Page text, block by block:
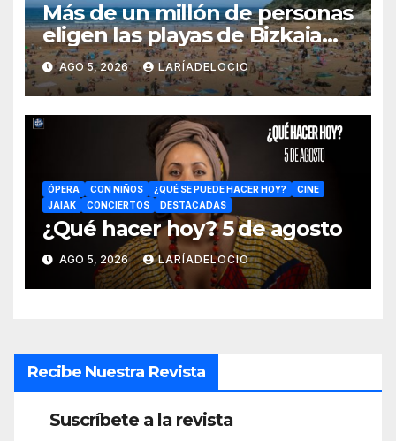
Más de un millón de personas
eligen las playas de Bizkaia
en la primera mitad de la
temporada
AGO 5, 2026 LARÍADELOCIO
ÓPERA CON NIÑOS ¿QUÉ SE PUEDE HACER HOY?
CINE
JAIAK
CONCIERTOS DESTACADAS
¿Qué hacer hoy? 5 de agosto
AGO 5, 2026 LARÍADELOCIO
Recibe Nuestra Revista
Suscríbete a la revista